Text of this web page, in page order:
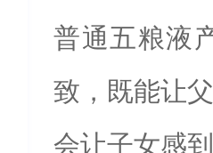
普通五粮液
致，既能让
会让子女感